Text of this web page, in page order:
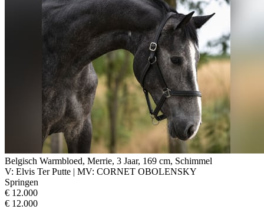
Belgisch Warmbloed, Merrie, 3 Jaar, 169 cm, Schimmel
V: Elvis Ter Putte | MV: CORNET OBOLENSKY
Springen
€ 12.000
€ 12.000